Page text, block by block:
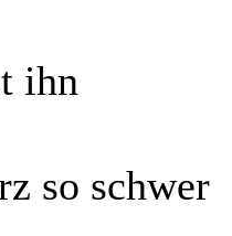
ihn
so schwer